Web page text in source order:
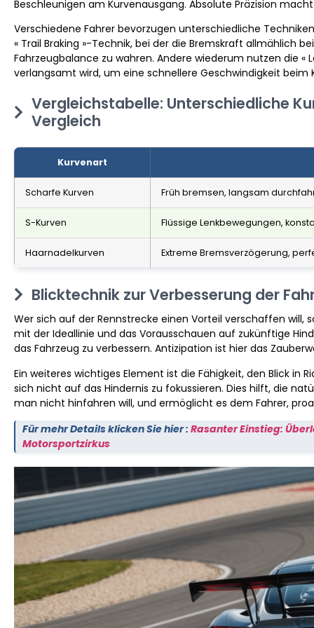
Beschleunigen am Kurvenausgang. Absolute Präzision
Verschiedene Fahrer bevorzugen unterschiedliche
« Trail Braking »-Technik, bei der die Bremskraft allmählich
Fahrzeugbalance zu wahren. Andere wiederum nutzen die «
verlangsamt wird, um eine schnellere Geschwindigkeit beim
Vergleichstabelle: Unterschiedliche
Vergleich
Kurvenart
Scharfe Kurven Früh bremsen, langsam
S-Kurven Flüssige Lenkbewegungen,
Haarnadelkurven Extreme Bremsverzögerung,
Blicktechnik zur Verbesserung der
Wer sich auf der Rennstrecke einen Vorteil verschaffen will,
mit der Ideallinie und das Vorausschauen auf zukünftige
das Fahrzeug zu verbessern. Antizipation ist hier das
Ein weiteres wichtiges Element ist die Fähigkeit, den Blick
sich nicht auf das Hindernis zu fokussieren. Dies hilft, die
man nicht hinfahren will, und ermöglicht es dem Fahrer,
Für mehr Details klicken Sie hier : Rasanter Einstieg:
Motorsportzirkus